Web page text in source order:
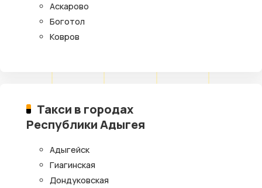
Аскарово
Боготол
Ковров
Такси в городах
Республики Адыгея
Адыгейск
Гиагинская
Дондуковская